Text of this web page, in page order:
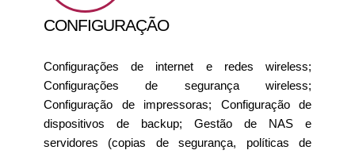
CONFIGURAÇÃO
Configurações de internet e redes wireless;
Configurações de segurança wireless;
Configuração de impressoras; Configuração de
dispositivos de backup; Gestão de NAS e
servidores (copias de segurança, políticas de